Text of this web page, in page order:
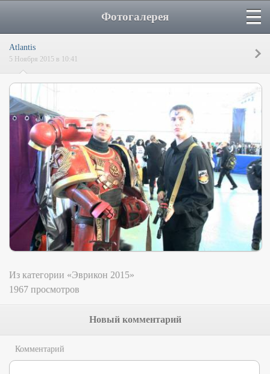
Фотогалерея
Atlantis
5 Ноября 2015 в 10:41
Из категории «Эврикон 2015»
1967 просмотров
Новый комментарий
Комментарий